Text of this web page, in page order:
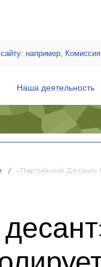
Наша деятельность
«Партийный